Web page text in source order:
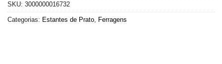
SKU: 3000000016732
Categorias: Estantes de Prato, Ferragens